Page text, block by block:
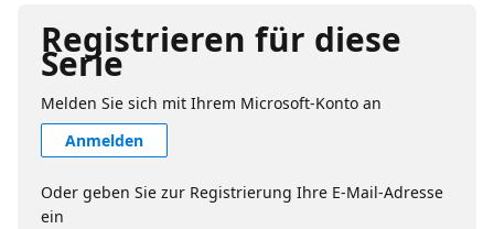
Registrieren für diese
Serie
Melden Sie sich mit Ihrem Microsoft-Konto an
Anmelden
Oder geben Sie zur Registrierung Ihre E-Mail-Adresse
ein